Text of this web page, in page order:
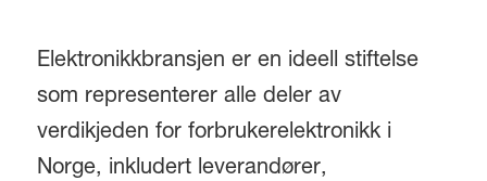
Elektronikkbransjen er en ideell stiftelse
som representerer alle deler av
verdikjeden for forbrukerelektronikk i
Norge, inkludert leverandører,